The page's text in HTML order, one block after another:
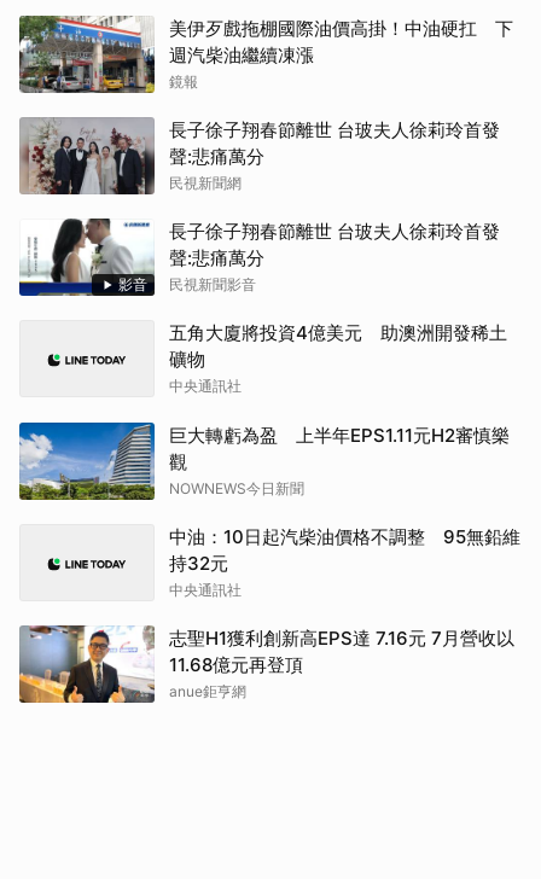
美伊歹戲拖棚國際油價高掛！中油硬扛 下
週汽柴油繼續凍漲
鏡報
長子徐子翔春節離世 台玻夫人徐莉玲首發
聲:悲痛萬分
民視新聞網
影音
長子徐子翔春節離世 台玻夫人徐莉玲首發
聲:悲痛萬分
民視新聞影音
五角大廈將投資4億美元 助澳洲開發稀土
礦物
中央通訊社
巨大轉虧為盈 上半年EPS1.11元H2審慎樂
觀
NOWNEWS今日新聞
中油：10日起汽柴油價格不調整 95無鉛維
持32元
中央通訊社
志聖H1獲利創新高EPS達 7.16元 7月營收以
11.68億元再登頂
anue鉅亨網